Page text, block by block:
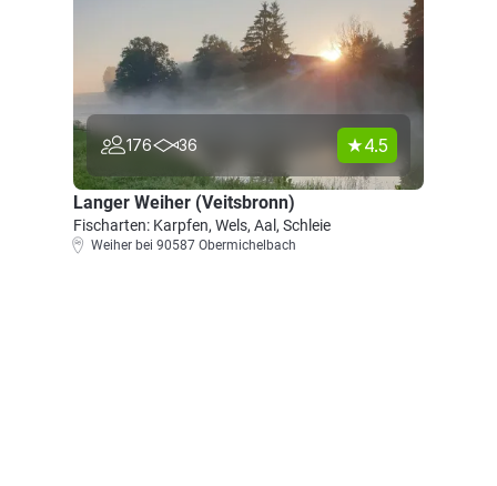
176 36 4.5
Langer Weiher (Veitsbronn)
Fischarten: Karpfen, Wels, Aal, Schleie
Weiher bei 90587 Obermichelbach